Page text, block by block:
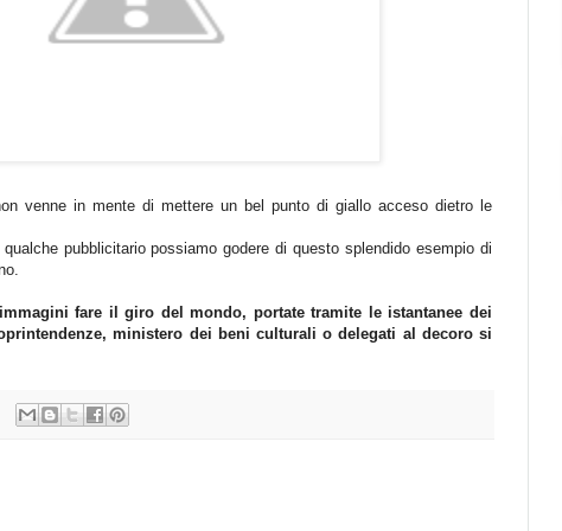
venne in mente di mettere un bel punto di giallo acceso dietro le
pubblicitario possiamo godere di questo splendido esempio di
fare il giro del mondo, portate tramite le istantanee dei
ministero dei beni culturali o delegati al decoro si